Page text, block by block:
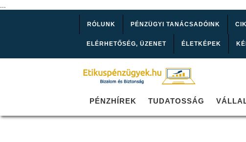
...
RÓLUNK PÉNZÜGYI TANÁCSADÓINK
ELÉRHETŐSÉG, ÜZENET ÉLETKÉPEK
PÉNZHÍREK TUDATOSSÁG